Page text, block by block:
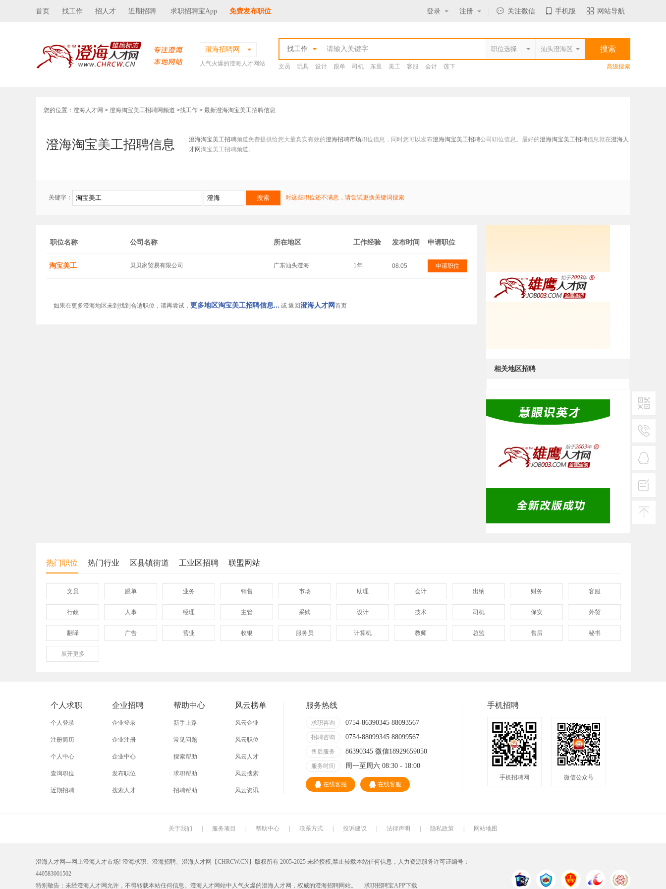
首页 找工作 招人才 近期招聘 求职招聘宝App 免费发布职位 登录 注册 关注微信 手机版 网站导航
澄海招聘网
人气火爆的澄海人才网站
找工作
文员 玩具 设计 跟单 司机 东里 美工 客服 会计 莲下 高级搜索
您的位置： 澄海人才网 > 澄海淘宝美工招聘网频道 >找工作 > 最新澄海淘宝美工招聘信息
澄海淘宝美工招聘信息 澄海淘宝美工招聘频道免费提供给您大量真实有效的澄海招聘市场职位信息，同时您可以发布澄海淘宝美工招聘公司职位信息。最好的澄海淘宝美工招聘信息就在澄海人
才网淘宝美工招聘频道。
关键字： 对这些职位还不满意，请尝试更换关键词搜索
职位名称 公司名称 所在地区 工作经验 发布时间 申请职位
淘宝美工 贝贝家贸易有限公司 广东汕头澄海 1年 08.05 申请职位
如果在更多澄海地区未到找到合适职位，请再尝试， 更多地区淘宝美工招聘信息... 或 返回澄海人才网首页
相关地区招聘
热门职位 热门行业 区县镇街道 工业区招聘 联盟网站
文员 跟单 业务 销售 市场 助理 会计 出纳 财务 客服
行政 人事 经理 主管 采购 设计 技术 司机 保安 外贸
翻译 广告 营业 收银 服务员 计算机 教师 总监 售后 秘书
保险
展开更多
个人求职
个人登录
注册简历
个人中心
查询职位
近期招聘
企业招聘
企业登录
企业注册
企业中心
发布职位
搜索人才
帮助中心
新手上路
常见问题
搜索帮助
求职帮助
招聘帮助
风云榜单
风云企业
风云职位
风云人才
风云搜索
风云资讯
服务热线
求职咨询 0754-86390345 88093567
招聘咨询 0754-88099345 88099567
售后服务 86390345 微信18929659050
服务时间 周一至周六 08:30 - 18:00
在线客服 在线客服
手机招聘
手机招聘网 微信公众号
关于我们 服务项目 帮助中心 联系方式 投诉建议 法律声明 隐私政策 网站地图
澄海人才网—网上澄海人才市场! 澄海求职、澄海招聘、澄海人才网【CHRCW.CN】版权所有 2005-2025 未经授权,禁止转载本站任何信息，人力资源服务许可证编号：
440583001502
特别敬告：未经澄海人才网允许，不得转载本站任何信息。澄海人才网站中人气火爆的澄海人才网，权威的澄海招聘网站。 求职招聘宝APP下载
二维码1
热线
客服
建议